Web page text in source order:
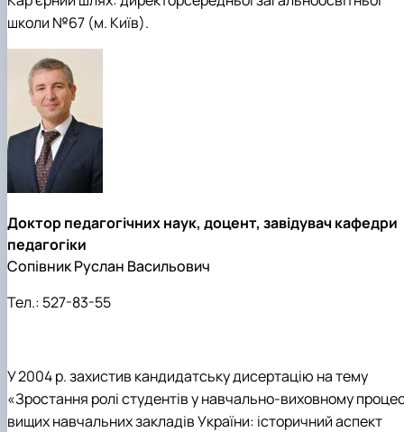
школи №67 (м. Київ).
Доктор педагогічних наук, доцент, завідувач кафедри
педагогіки
Сопівник Руслан Васильович
Тел.: 527-83-55
У 2004 р. захистив кандидатську дисертацію на тему
«Зростання ролі студентів у навчально-виховному
вищих навчальних закладів України: історичний аспект